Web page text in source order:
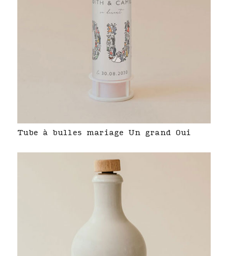
Tube à bulles mariage Un grand Oui